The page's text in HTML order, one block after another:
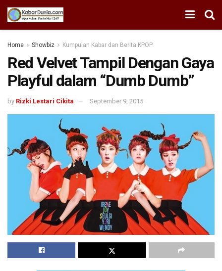
Home Showbiz Kumpulan Kabar dan Berita KPOP
Red Velvet Tampil Dengan Gaya
Playful dalam “Dumb Dumb”
by Rizki Lestari Cikita September 9, 2015